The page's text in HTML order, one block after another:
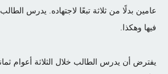
عامين بدلًا من ثلاثة تبعًا لاجتهاده. يدرس الطالب
فيها وهكذا.
يفترض أن يدرس الطالب خلال الثلاثة أعوام